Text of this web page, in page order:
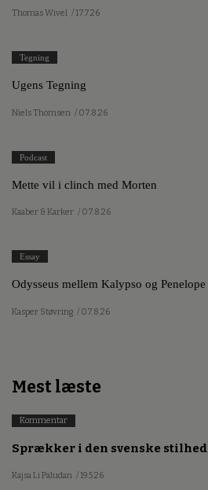
Thomas Wivel / 17.7.26
Tegning
Ugens Tegning
Niels Thomsen / 07.8.26
Podcast
Mette vil i clinch med Morten
Kaaber & Karker / 07.8.26
Essay
Odysseus mellem Kalypso og Penelope
Kasper Støvring / 07.8.26
Mest læste
Kommentar
Sprækker i den svenske stilhed
Kajsa Li Paludan / 19.5.26